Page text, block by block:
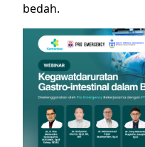
bedah.